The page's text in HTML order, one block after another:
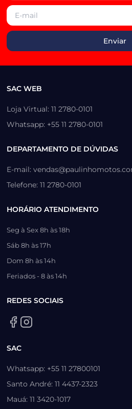
SAC WEB
Loja Virtual: 11 2780-0101
Whatsapp: +55 11 2780-0101
DEPARTAMENTO DE DÚVIDAS
E-mail:
Telefone: 11 2780-0101
HORÁRIO ATENDIMENTO
Seg à Sex 8h às 18h
Sáb 8h às 17h
Dom 8h às 14h
Feriados - 8 às 14h
REDES SOCIAIS
SAC
Whatsapp: +55 11 27800101
Santo André: 11 4437-2323
Mauá: 11 3420-1017